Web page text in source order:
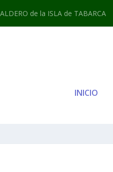
de la ISLA de TABARCA
INICIO